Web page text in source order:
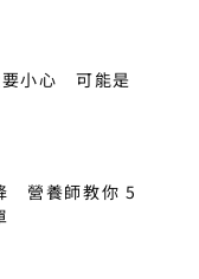
要小心 可能是
營養師教你 5